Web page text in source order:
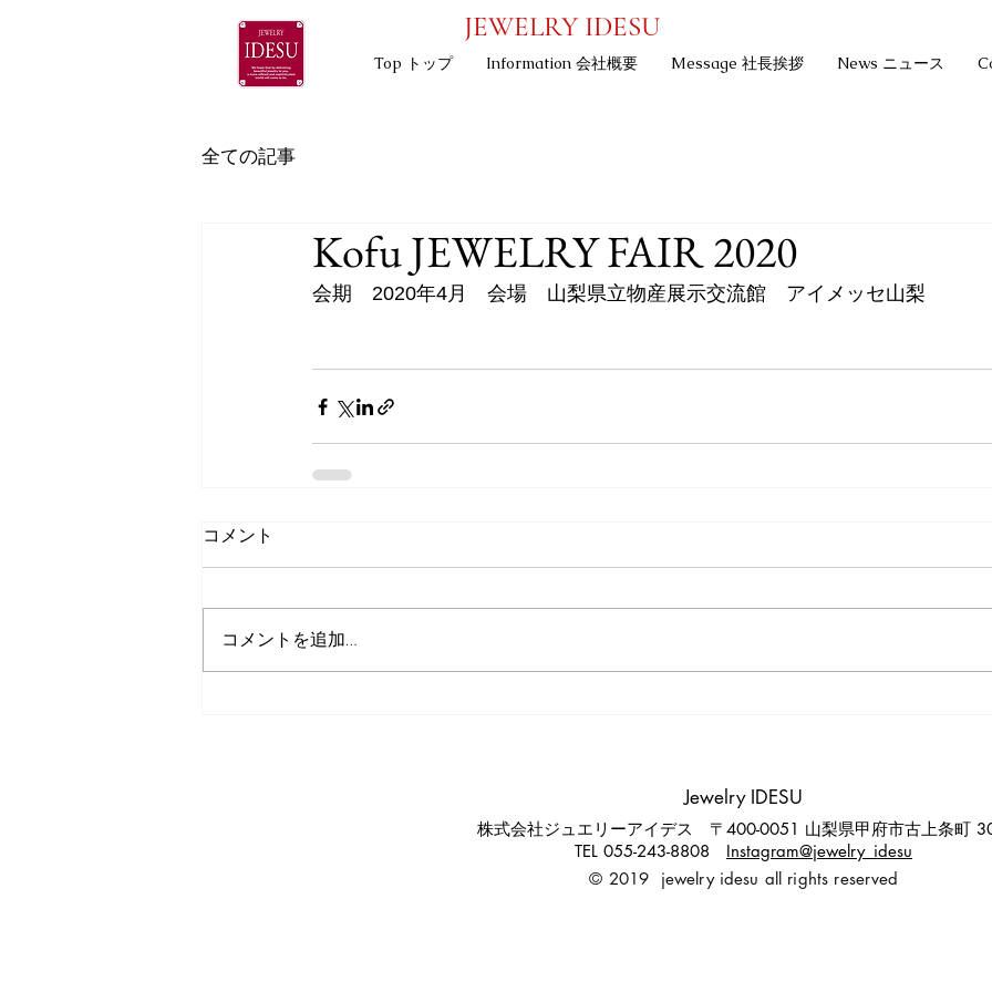
JEWELRY IDESU
Top トップ Information 会社概要 Message 社長挨拶 News ニュース
全ての記事
Kofu JEWELRY FAIR 2020
会期　2020年4月　会場　山梨県立物産展示交流館　アイメッセ山梨
コメント
コメントを追加…
Jewelry IDESU
株式会社ジュエリーアイデス 〒400-0051 山梨県甲府市古上条町
TEL 055-243-8808 Instagram@jewelry_idesu
© 2019 jewelry idesu all rights reserved